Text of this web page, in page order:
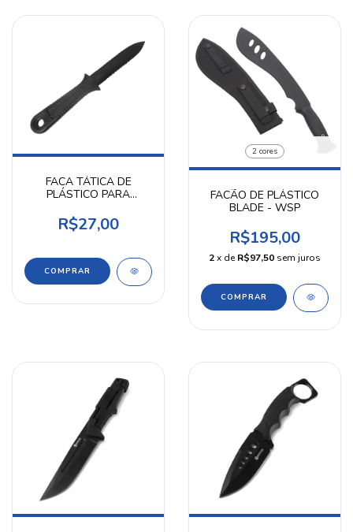
FACA TÁTICA DE
PLÁSTICO PARA
R$27,00
2 cores
FACÃO DE PLÁSTICO
BLADE - WSP
R$195,00
2x deR$97,50 sem juros
COMPRAR